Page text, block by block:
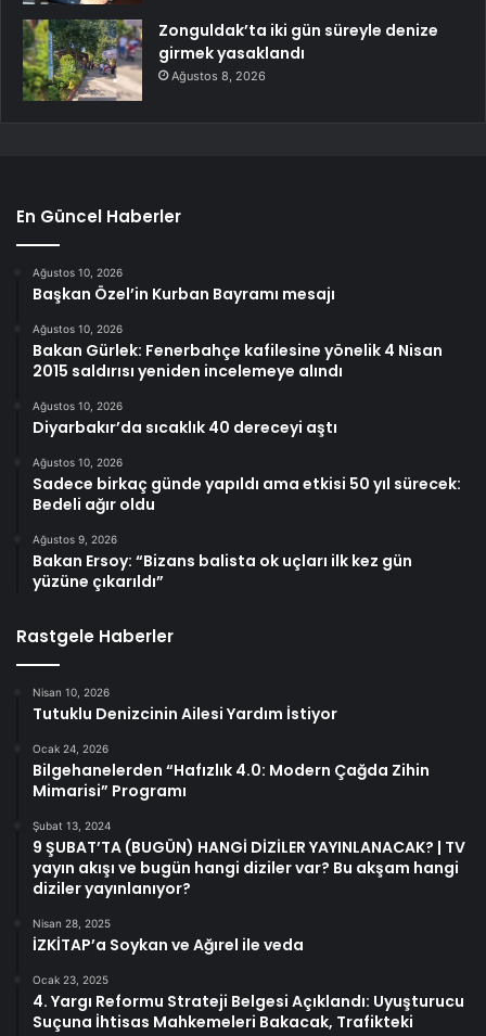
Zonguldak’ta iki gün süreyle denize
girmek yasaklandı
Ağustos 8, 2026
En Güncel Haberler
Ağustos 10, 2026
Başkan Özel’in Kurban Bayramı mesajı
Ağustos 10, 2026
Bakan Gürlek: Fenerbahçe kafilesine yönelik 4 Nisan
2015 saldırısı yeniden incelemeye alındı
Ağustos 10, 2026
Diyarbakır’da sıcaklık 40 dereceyi aştı
Ağustos 10, 2026
Sadece birkaç günde yapıldı ama etkisi 50 yıl sürecek:
Bedeli ağır oldu
Ağustos 9, 2026
Bakan Ersoy: “Bizans balista ok uçları ilk kez gün
yüzüne çıkarıldı”
Rastgele Haberler
Nisan 10, 2026
Tutuklu Denizcinin Ailesi Yardım İstiyor
Ocak 24, 2026
Bilgehanelerden “Hafızlık 4.0: Modern Çağda Zihin
Mimarisi” Programı
Şubat 13, 2024
9 ŞUBAT’TA (BUGÜN) HANGİ DİZİLER YAYINLANACAK? | TV
yayın akışı ve bugün hangi diziler var? Bu akşam hangi
diziler yayınlanıyor?
Nisan 28, 2025
İZKİTAP’a Soykan ve Ağırel ile veda
Ocak 23, 2025
4. Yargı Reformu Strateji Belgesi Açıklandı: Uyuşturucu
Suçuna İhtisas Mahkemeleri Bakacak, Trafikteki